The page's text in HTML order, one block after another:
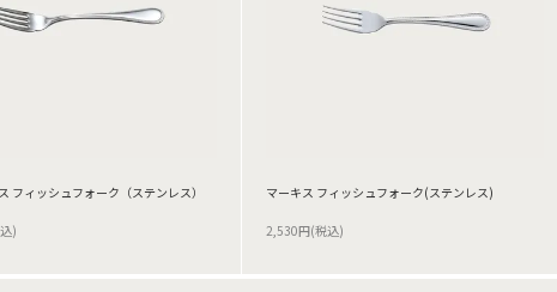
フィッシュフォーク（ステンレス）
)
マーキス フィッシュフォーク(ステンレス)
2,530円(税込)